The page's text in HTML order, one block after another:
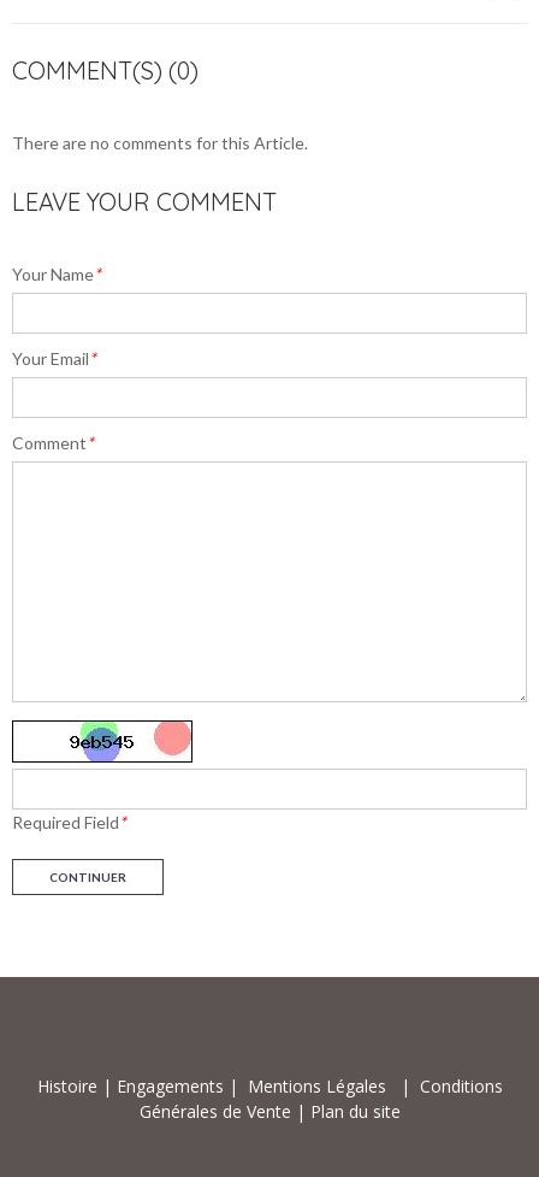
COMMENT(S) (0)
There are no comments for this Article.
LEAVE YOUR COMMENT
Your Name*
Your Email*
Comment*
Required Field*
CONTINUER
Histoire | Engagements | Mentions Légales | Conditions
Générales de Vente | Plan du site